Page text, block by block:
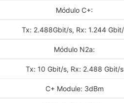
Módulo C+:
Tx: 2.488Gbit/s, Rx: 1.244
Módulo N2a:
Tx: 10 Gbit/s, Rx: 2.488 Gbit/s
C+ Module: 3dBm